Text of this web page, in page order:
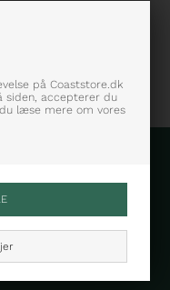
på Coaststore.dk
siden, accepterer du
læse mere om vores
nyhedsbrev